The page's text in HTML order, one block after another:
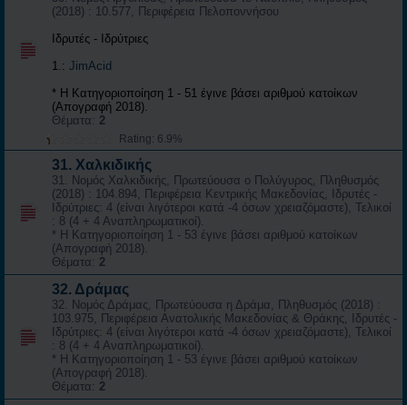
(2018) : 10.577, Περιφέρεια Πελοποννήσου
Ιδρυτές - Ιδρύτριες
1.: JimAcid
* Η Κατηγοριοποίηση 1 - 51 έγινε βάσει αριθμού κατοίκων
(Απογραφή 2018).
Θέματα: 2
Rating: 6.9%
31. Χαλκιδικής
31. Νομός Χαλκιδικής, Πρωτεύουσα ο Πολύγυρος, Πληθυσμός
(2018) : 104.894, Περιφέρεια Κεντρικής Μακεδονίας, Ιδρυτές -
Ιδρύτριες: 4 (είναι λιγότεροι κατά -4 όσων χρειαζόμαστε), Τελικοί
: 8 (4 + 4 Αναπληρωματικοί).
* Η Κατηγοριοποίηση 1 - 53 έγινε βάσει αριθμού κατοίκων
(Απογραφή 2018).
Θέματα: 2
32. Δράμας
32. Νομός Δράμας, Πρωτεύουσα η Δράμα, Πληθυσμός (2018) :
103.975, Περιφέρεια Ανατολικής Μακεδονίας & Θράκης, Ιδρυτές -
Ιδρύτριες: 4 (είναι λιγότεροι κατά -4 όσων χρειαζόμαστε), Τελικοί
: 8 (4 + 4 Αναπληρωματικοί).
* Η Κατηγοριοποίηση 1 - 53 έγινε βάσει αριθμού κατοίκων
(Απογραφή 2018).
Θέματα: 2